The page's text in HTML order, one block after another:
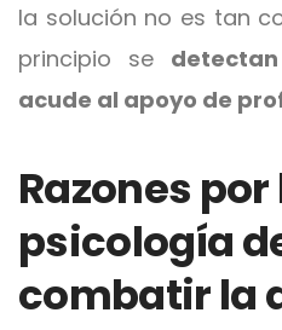
la solución no es tan
principio se
acude al apoyo de
Razones
psicología
combatir la